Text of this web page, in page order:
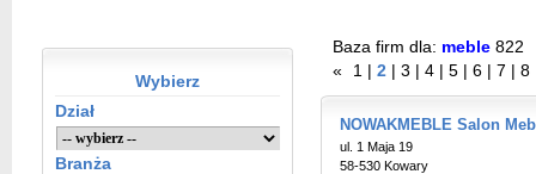
Wybierz
Dział
Branża
Baza firm dla: meble 822
«
1 2 3 4 5 6 7 8
NOWAKMEBLE Salon
ul. 1 Maja 19
58-530 Kowary